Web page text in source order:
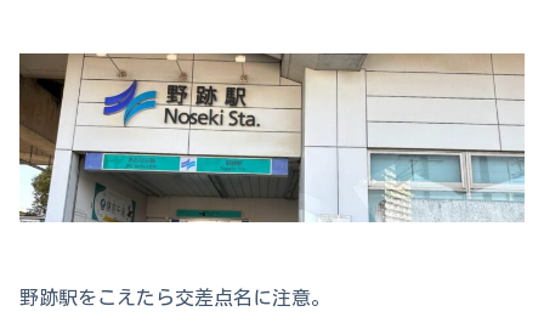
野跡駅をこえたら交差点名に注意。